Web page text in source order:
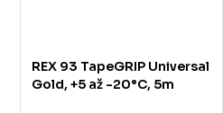
REX 93 TapeGRIP Universal
Gold, +5 až -20°C, 5m